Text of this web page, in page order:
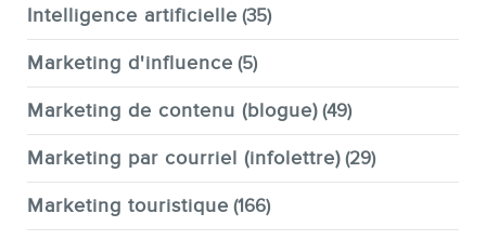
Intelligence artificielle (35)
Marketing d'influence (5)
Marketing de contenu (blogue) (49)
Marketing par courriel (infolettre) (29)
Marketing touristique (166)